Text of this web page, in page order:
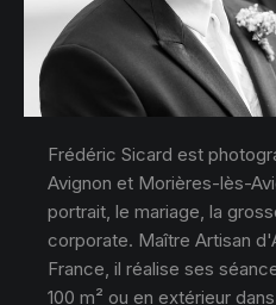
Frédéric Sicard est
Avignon et Morières-lès-
portrait, le mariage, la
corporate. Maître Artisan
France, il réalise ses
100 m² ou en extérieur